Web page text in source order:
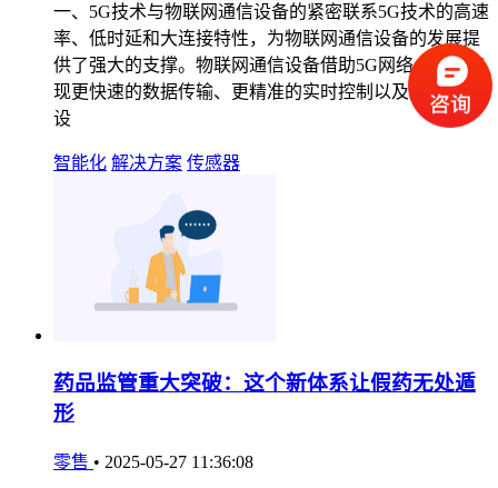
一、5G技术与物联网通信设备的紧密联系5G技术的高速
率、低时延和大连接特性，为物联网通信设备的发展提
供了强大的支撑。物联网通信设备借助5G网络，能够实
现更快速的数据传输、更精准的实时控制以及更广泛的
设
智能化 解决方案 传感器
药品监管重大突破：这个新体系让假药无处遁
形
零售 • 2025-05-27 11:36:08